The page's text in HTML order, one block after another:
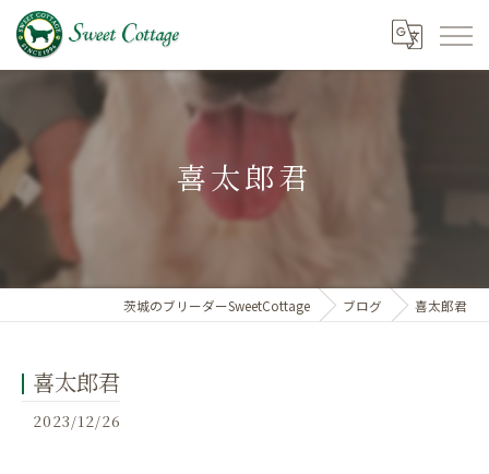
喜太郎君
茨城のブリーダーSweetCottage ブログ 喜太郎君
喜太郎君
2023/12/26